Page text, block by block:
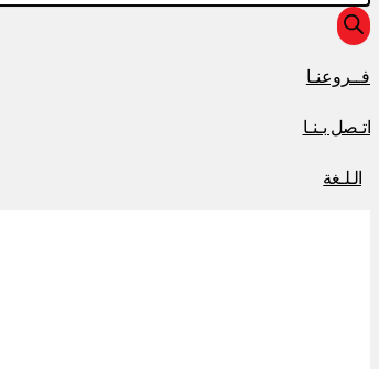
فــروعنـا
اتـصل بـنـا
الـلـغة